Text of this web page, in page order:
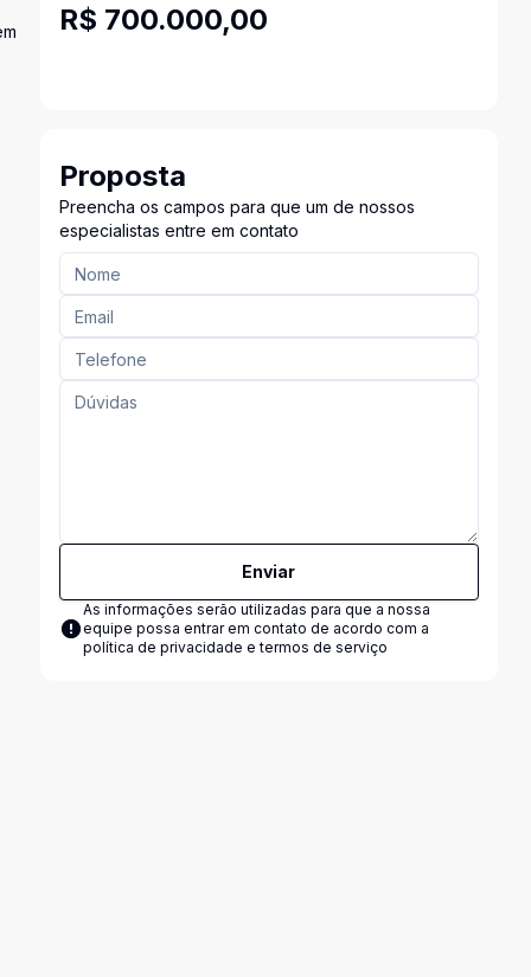
R$ 700.000,00
Proposta
Preencha os campos para que um de nossos
especialistas entre em contato
Enviar
As informações serão utilizadas para que a nossa
equipe possa entrar em contato de acordo com a
política de privacidade e termos de serviço